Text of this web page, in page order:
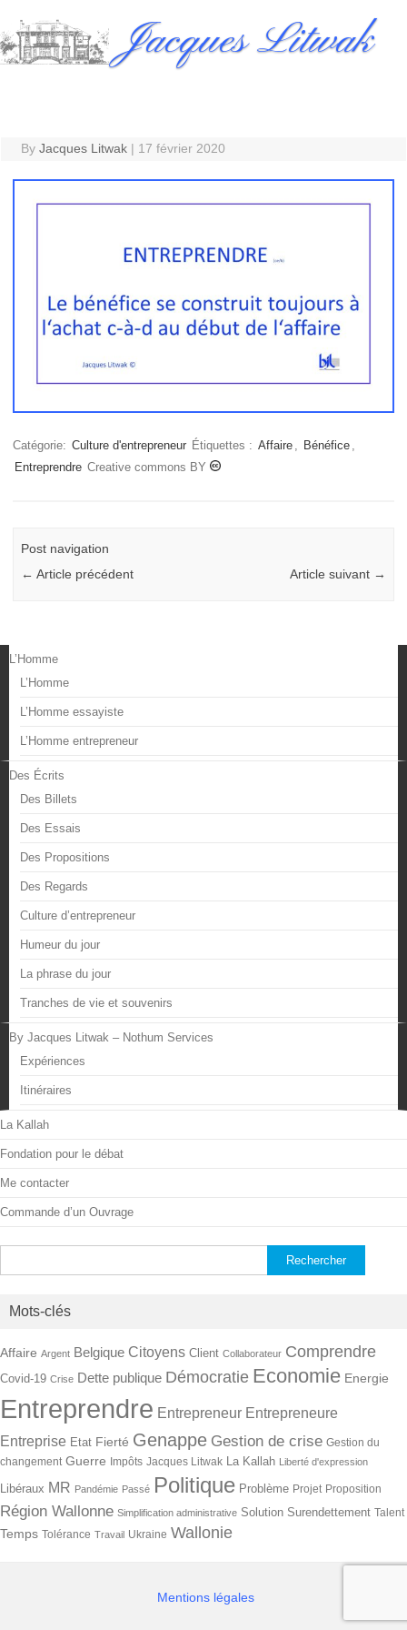
to
content
Jacques Litwak
By Jacques Litwak | 17 février 2020
Catégorie: Culture d'entrepreneur Étiquettes : Affaire Bénéfice
Entreprendre Creative commons BY
Post navigation
← Article précédent Article suivant →
L’Homme
L’Homme
L’Homme essayiste
L’Homme entrepreneur
Des Écrits
Des Billets
Des Essais
Des Propositions
Des Regards
Culture d’entrepreneur
Humeur du jour
La phrase du jour
Tranches de vie et souvenirs
By Jacques Litwak – Nothum Services
Expériences
Itinéraires
La Kallah
Fondation pour le débat
Me contacter
Commande d’un Ouvrage
Mots-clés
Affaire Argent Belgique Citoyens Client Collaborateur Comprendre
Covid-19 Crise Dette publique Démocratie Economie Energie
Entreprendre Entrepreneur Entrepreneure
Entreprise Etat Fierté Genappe Gestion de crise Gestion du
changement Guerre Impôts Jacques Litwak La Kallah Liberté d'expression
Libéraux MR Pandémie Passé Politique Problème Projet Proposition
Région Wallonne Simplification administrative Solution Surendettement Talent
Temps Tolérance Travail Ukraine Wallonie
Mentions légales